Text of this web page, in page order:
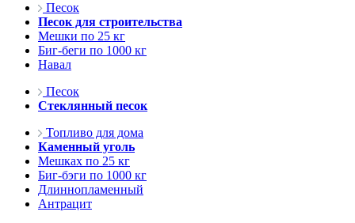
Песок
Песок для строительства
Мешки по 25 кг
Биг-беги по 1000 кг
Навал
Песок
Стеклянный песок
Топливо для дома
Каменный уголь
Мешках по 25 кг
Биг-бэги по 1000 кг
Длиннопламенный
Антрацит